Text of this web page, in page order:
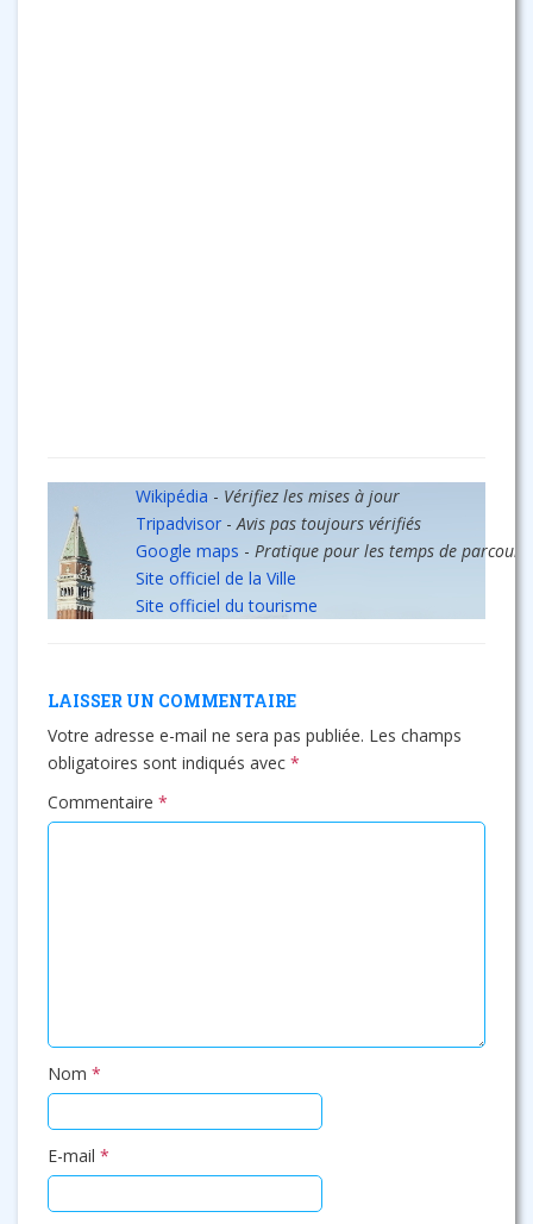
Wikipédia - Vérifiez les mises à jour
Tripadvisor-Avis pas toujours vérifiés
Google maps - Pratique pour les temps de parcours
Site officiel de la Ville
Site officiel du tourisme
LAISSER UN COMMENTAIRE
Votre adresse e-mail ne sera pas publiée. Les champs
obligatoires sont indiqués avec *
Commentaire *
Nom *
E-mail *